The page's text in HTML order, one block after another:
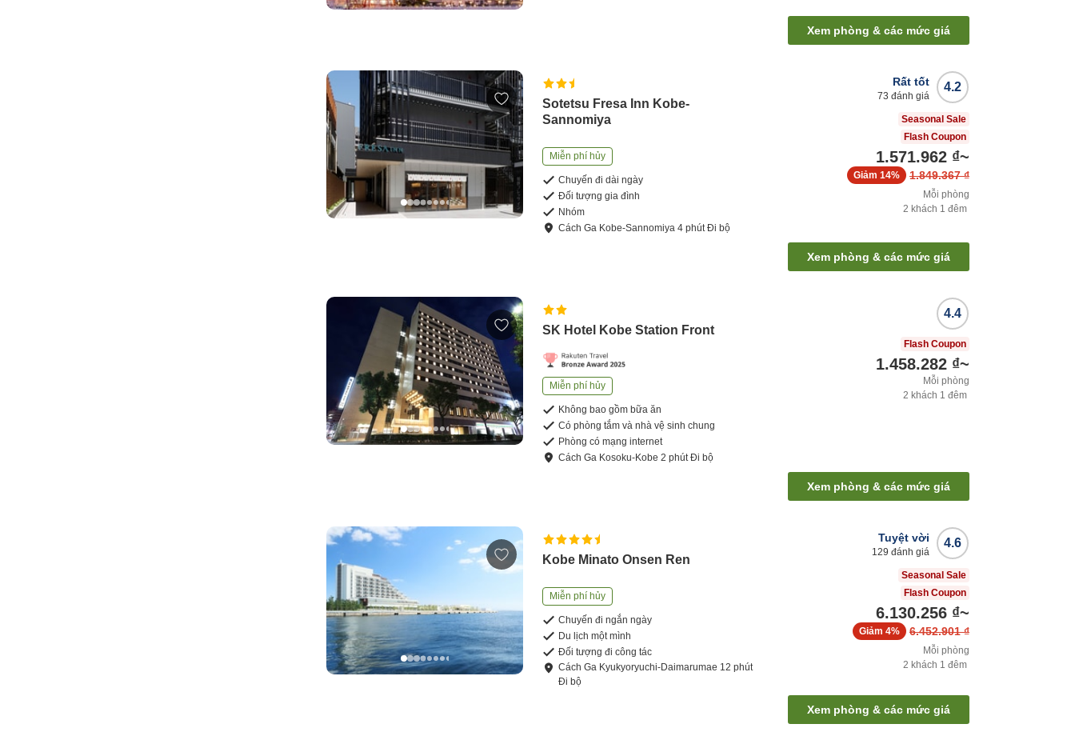
Xem phòng & các mức giá
Sotetsu Fresa Inn Kobe-
Sannomiya
Miễn phí hủy
Chuyến đi dài ngày
Đối tượng gia đình
Nhóm
CáchGa Kobe-Sannomiya 4 phútĐi bộ
4.2
Rất tốt
73 đánh giá
Seasonal Sale
Flash Coupon
1.571.962 ₫~
1.849.367 ₫
Giảm 14%
Mỗi phòng
2 khách 1 đêm
Xem phòng & các mức giá
SK Hotel Kobe Station Front
Miễn phí hủy
Không bao gồm bữa ăn
Có phòng tắm và nhà vệ sinh chung
Phòng có mạng internet
CáchGa Kosoku-Kobe 2 phútĐi bộ
4.4
Flash Coupon
1.458.282 ₫~
Mỗi phòng
2 khách 1 đêm
Xem phòng & các mức giá
Kobe Minato Onsen Ren
Miễn phí hủy
Chuyến đi ngắn ngày
Du lịch một mình
Đối tượng đi công tác
CáchGa Kyukyoryuchi-Daimarumae 12 phút
Đi bộ
4.6
Tuyệt vời
129 đánh giá
Seasonal Sale
Flash Coupon
6.130.256 ₫~
6.452.901 ₫
Giảm 4%
Mỗi phòng
2 khách 1 đêm
Xem phòng & các mức giá